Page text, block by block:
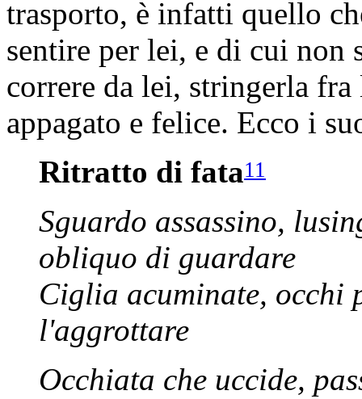
trasporto, è infatti quello
sentire per lei, e di cui non
correre da lei, stringerla
appagato e felice. Ecco i
Ritratto di fata11
Sguardo assassino,
obliquo di guardare
Ciglia acuminate, occhi
l'aggrottare
Occhiata che uccide,